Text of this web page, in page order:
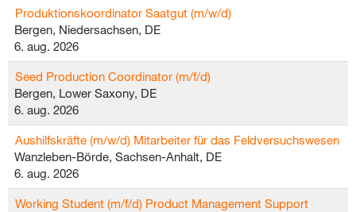
Produktionskoordinator Saatgut (m/w/d)
Bergen, Niedersachsen, DE
6. aug. 2026
Seed Production Coordinator (m/f/d)
Bergen, Lower Saxony, DE
6. aug. 2026
Aushilfskräfte (m/w/d) Mitarbeiter für das Feldversuchswesen
Wanzleben-Börde, Sachsen-Anhalt, DE
6. aug. 2026
Working Student (m/f/d) Product Management Support